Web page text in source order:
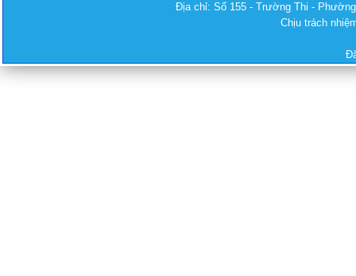
Địa chỉ: Số 155 - Trường Thi -
Chịu trách